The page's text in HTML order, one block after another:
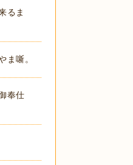
るま
ま噺。
奉仕